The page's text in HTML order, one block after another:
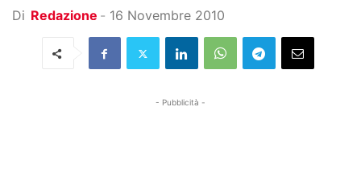
Di Redazione - 16 Novembre 2010
- Pubblicità -